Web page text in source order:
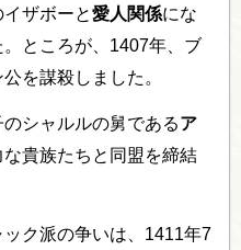
イザボーと愛人関係にな
ところが、1407年、ブ
を謀殺しました。
シャルルの舅であるア
貴族たちと同盟を締結
ク派の争いは、1411年7